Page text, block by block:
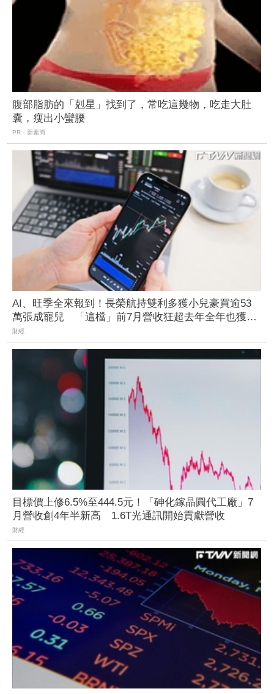
腹部脂肪的「剋星」找到了，常吃這幾物，吃走大肚
囊，瘦出小蠻腰
PR・新素簡
AI、旺季全來報到！長榮航持雙利多獲小兒豪買逾53
萬張成寵兒 「這檔」前7月營收狂超去年全年也獲青
睞
財經
目標價上修6.5%至444.5元！「砷化鎵晶圓代工廠」7
月營收創4年半新高 1.6T光通訊開始貢獻營收
財經